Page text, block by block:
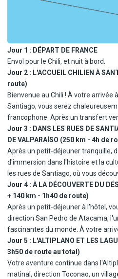
Jour 1 : DÉPART DE FRANCE
Envol pour le Chili, et nuit à bord.
Jour 2 : L'ACCUEIL CHILIEN À
route)
Bienvenue au Chili ! À votre
Santiago, vous serez
francophone. Après un transfert
votre kit de bienvenue, un petit
journée est libre, vous pourrez
vibrante, entre ses rues animées et
à votre guise et nuit à l'hôtel.
Jour 3 : DANS LES RUES DE
DE VALPARAÍSO (250 km - 4h de
Après un petit-déjeuner tranquille,
d'immersion dans l'histoire et la
les rues de Santiago, où vous
coloniaux, la majestueuse
la Moneda (visite extérieure),
du Chili. Puis cap sur Valparaíso,
avec ses collines animées, ses
historiques. Après un déjeuner
exceptionnelles sur la baie de
Santiago pour la soirée. Dîner libre
Jour 4 : À LA DÉCOUVERTE DU
+ 140 km - 1h40 de route)
Après un petit-déjeuner à l'hôtel,
direction San Pedro de Atacama,
fascinantes du monde. À votre
vous conduira à votre hôtel dans ce
laissez-vous envoûter par la Vallée
formations minérales
soleil y offrent un spectacle
Jour 5 : L'ALTIPLANO ET LES
3h50 de route au total)
Votre aventure continue dans
matinal, direction Toconao, un